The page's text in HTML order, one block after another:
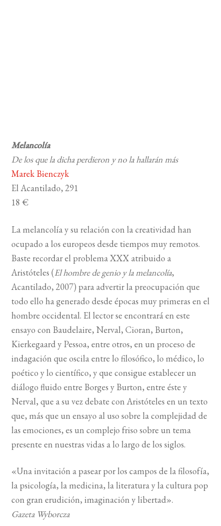
Melancolía
De los que la dicha perdieron y no la hallarán más
Marek Bienczyk
El Acantilado, 291
18 €
La melancolía y su relación con la creatividad han
ocupado a los europeos desde tiempos muy remotos.
Baste recordar el problema XXX atribuido a
Aristóteles (El hombre de genio y la melancolía,
Acantilado, 2007) para advertir la preocupación que
todo ello ha generado desde épocas muy primeras en el
hombre occidental. El lector se encontrará en este
ensayo con Baudelaire, Nerval, Cioran, Burton,
Kierkegaard y Pessoa, entre otros, en un proceso de
indagación que oscila entre lo filosófico, lo médico, lo
poético y lo científico, y que consigue establecer un
diálogo fluido entre Borges y Burton, entre éste y
Nerval, que a su vez debate con Aristóteles en un texto
que, más que un ensayo al uso sobre la complejidad de
las emociones, es un complejo friso sobre un tema
presente en nuestras vidas a lo largo de los siglos.
«Una invitación a pasear por los campos de la filosofía,
la psicología, la medicina, la literatura y la cultura pop
con gran erudición, imaginación y libertad».
Gazeta Wyborcza